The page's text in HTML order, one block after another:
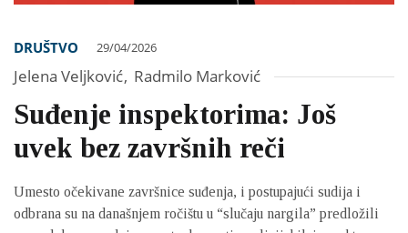
DRUŠTVO 29/04/2026
Jelena Veljković, Radmilo Marković
Suđenje inspektorima: Još
uvek bez završnih reči
Umesto očekivane završnice suđenja, i postupajući sudija i
odbrana su na današnjem ročištu u “slučaju nargila” predložili